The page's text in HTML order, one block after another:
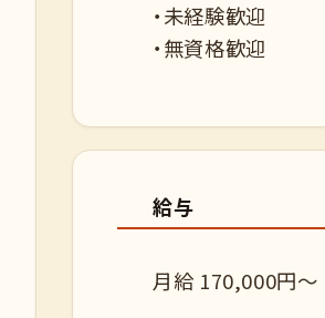
・未経験歓迎
・無資格歓迎
給与
月給 170,000円～